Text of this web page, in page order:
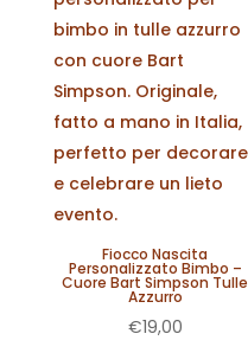
Fiocco Nascita
Personalizzato Bimbo –
Cuore Bart Simpson Tulle
Azzurro
€19,00